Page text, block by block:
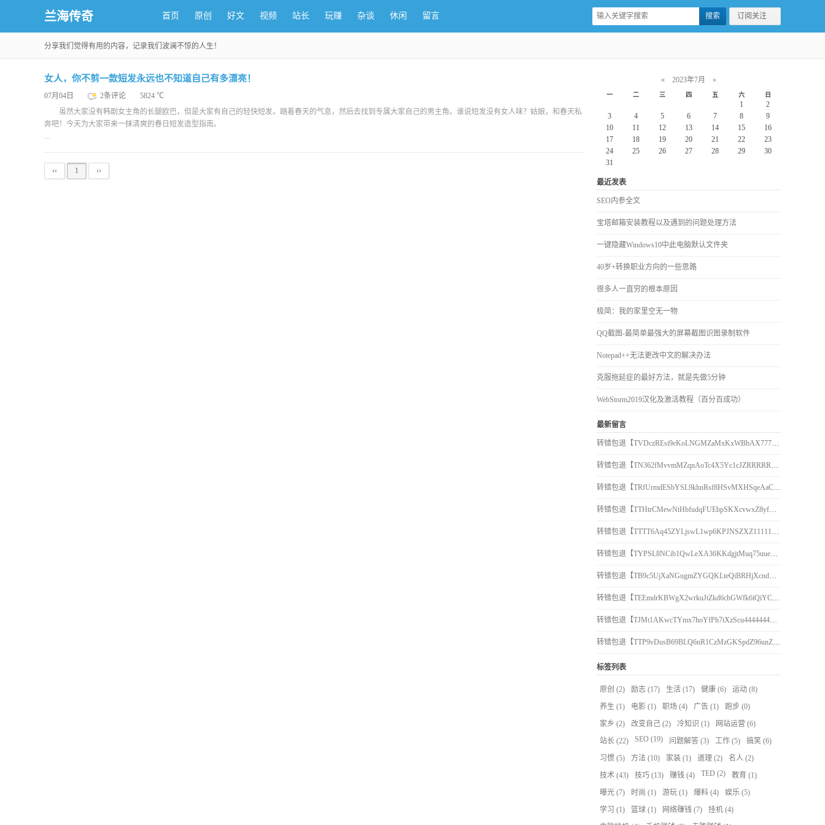
兰海传奇 首页 原创 好文 视频 站长 玩赚 杂谈 休闲 留言 订阅关注
分享我们觉得有用的内容，记录我们波澜不惊的人生！
女人，你不剪一款短发永远也不知道自己有多漂亮！
07月04日 2条评论
5824 ℃
虽然大家没有韩剧女主角的长腿欧巴，但是大家有自己的轻快短发。踏着春天的气息，然后去找到专属大家自己的男主角。谁说短发没有女人味？姑娘，和春天私
奔吧！今天为大家带来一抹清爽的春日短发造型指南。
...
‹‹ 1 ››
« 2023年7月 »
一 二 三 四 五 六 日
1
2
3
4 5 6 7 8
9
10
11 12 13 14 15
16
17
18 19 20 21 22
23
24
25 26 27 28 29
30
31
最近发表
SEO内参全文
宝塔邮箱安装教程以及遇到的问题处理方法
一键隐藏Windows10中此电脑默认文件夹
40岁+转换职业方向的一些思路
很多人一直穷的根本原因
极简：我的家里空无一物
QQ截图-最简单最强大的屏幕截图识图录制软件
Notepad++无法更改中文的解决办法
克服拖延症的最好方法，就是先做5分钟
WebStorm2019汉化及激活教程（百分百成功）
最新留言
转错包退【TVDczREsi9eKoLNGMZaMxKxWBbAX777777】客服TeleGram:【@TrxEm】
转错包退【TN362fMvvmMZqnAoTc4X5Yc1cJZRRRRRRR】客服TeleGram:【@TrxEm】
转错包退【TRfUrmdESbYSL9khnRsf8HSvMXHSqeAaCr】客服TeleGram:【@TrxEm】
转错包退【TTHtrCMewNtHbfudqFUEbpSKXcvwxZ8yfR】客服TeleGram:【@TrxEm】
转错包退【TTTT6Aq45ZYLjswL1wp6KPJNSZXZ111111】客服TeleGram:【@TrxEm】
转错包退【TYPSL8NCib1QwLeXA36KKdgjtMuq75uuen】客服TeleGram:【@TrxEm】
转错包退【TB9c5UjXaNGugmZYGQKLteQiBRHjXcndCo】客服TeleGram:【@TrxEm】
转错包退【TEEmdrKBWgX2wrkuJtZkd6chGWfk6iQiYC】客服TeleGram:【@TrxEm】
转错包退【TJMt1AKwcTYmx7hoYfPh7tXzScu4444444】客服TeleGram:【@TrxEm】
转错包退【TTP9vDusB69BLQ6nR1CzMzGKSpdZ96unZU】客服TeleGram:【@TrxEm】
标签列表
原创 (2) 励志 (17) 生活 (17) 健康 (6) 运动 (8)
养生 (1) 电影 (1) 职场 (4) 广告 (1) 跑步 (0)
家乡 (2) 改变自己 (2) 冷知识 (1) 网站运营 (6)
站长 (22) SEO (19) 问题解答 (3) 工作 (5) 搞笑 (6)
习惯 (5) 方法 (10) 家装 (1) 道理 (2) 名人 (2)
技术 (43) 技巧 (13) 赚钱 (4) TED (2) 教育 (1)
曝光 (7) 时尚 (1) 游玩 (1) 爆料 (4) 娱乐 (5)
学习 (1) 篮球 (1) 网络赚钱 (7) 挂机 (4)